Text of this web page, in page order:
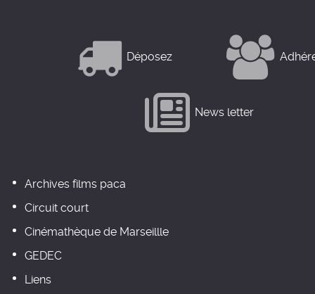
Déposez
News letter
Archives films paca
Circuit court
Cinémathèque de Marseillle
GEDEC
Liens